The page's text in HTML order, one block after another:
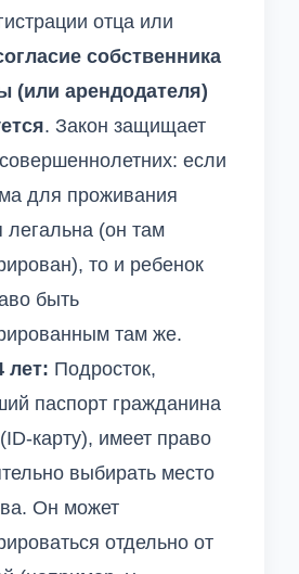
отца или
собственника
(или арендодателя)
. Закон защищает
если
для проживания
легальна (он там
то и ребенок
быть
там же.
лет: Подросток,
паспорт гражданина
карту), имеет право
выбирать место
Он может
отдельно от